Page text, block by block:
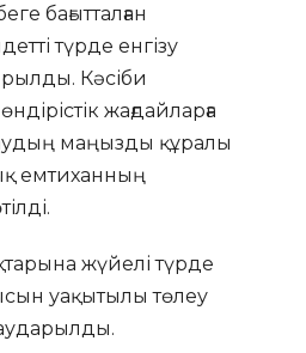
бағытталған
түрде енгізу
Кәсіби
жағдайларға
маңызды құралы
емтиханның
жүйелі түрде
уақытылы төлеу
аударылды.